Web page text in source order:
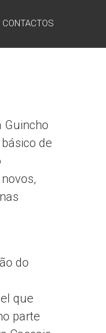
CONTACTOS
Guincho
de
do
que
parte